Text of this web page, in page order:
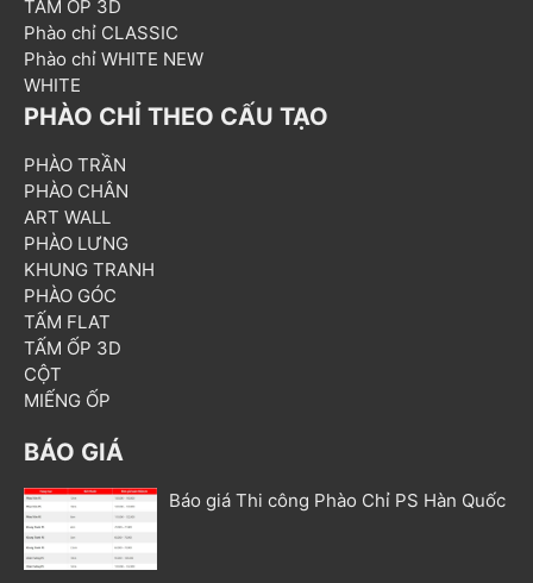
TẤM ỐP 3D
Phào chỉ CLASSIC
Phào chỉ WHITE NEW
WHITE
PHÀO CHỈ THEO CẤU TẠO
PHÀO TRẦN
PHÀO CHÂN
ART WALL
PHÀO LƯNG
KHUNG TRANH
PHÀO GÓC
TẤM FLAT
TẤM ỐP 3D
CỘT
MIẾNG ỐP
BÁO GIÁ
Báo giá Thi công Phào Chỉ PS Hàn Quốc